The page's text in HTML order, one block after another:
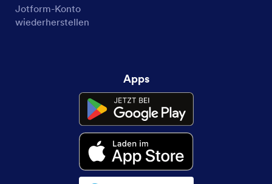
Jotform-Konto
wiederherstellen
Apps